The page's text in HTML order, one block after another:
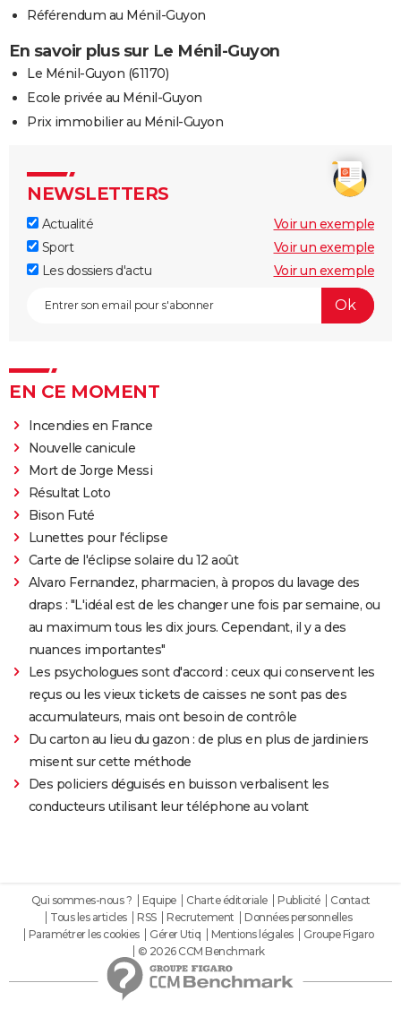
Référendum au Ménil-Guyon
En savoir plus sur Le Ménil-Guyon
Le Ménil-Guyon (61170)
Ecole privée au Ménil-Guyon
Prix immobilier au Ménil-Guyon
NEWSLETTERS
Actualité
Voir un exemple
Sport
Voir un exemple
Les dossiers d'actu
Voir un exemple
EN CE MOMENT
Incendies en France
Nouvelle canicule
Mort de Jorge Messi
Résultat Loto
Bison Futé
Lunettes pour l'éclipse
Carte de l'éclipse solaire du 12 août
Alvaro Fernandez, pharmacien, à propos du lavage des
draps : "L'idéal est de les changer une fois par semaine, ou
au maximum tous les dix jours. Cependant, il y a des
nuances importantes"
Les psychologues sont d'accord : ceux qui conservent les
reçus ou les vieux tickets de caisses ne sont pas des
accumulateurs, mais ont besoin de contrôle
Du carton au lieu du gazon : de plus en plus de jardiniers
misent sur cette méthode
Des policiers déguisés en buisson verbalisent les
conducteurs utilisant leur téléphone au volant
Qui sommes-nous ? Equipe Charte éditoriale Publicité
Contact
Tous les articles
RSS Recrutement
Données personnelles
Paramétrer les cookies
Gérer Utiq Mentions légales
Groupe Figaro
© 2026 CCM Benchmark